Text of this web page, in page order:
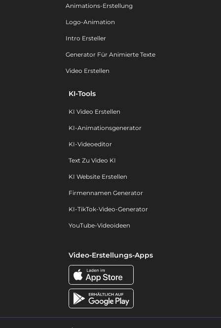
Animations-Erstellung
Logo-Animation
Intro Ersteller
Generator Für Animierte Texte
Video Erstellen
KI-Tools
KI Video Erstellen
KI-Animationsgenerator
KI-Videoeditor
Text Zu Video KI
KI Website Erstellen
Firmennamen Generator
KI-TikTok-Video-Generator
YouTube-Videoideen
Video-Erstellungs-Apps